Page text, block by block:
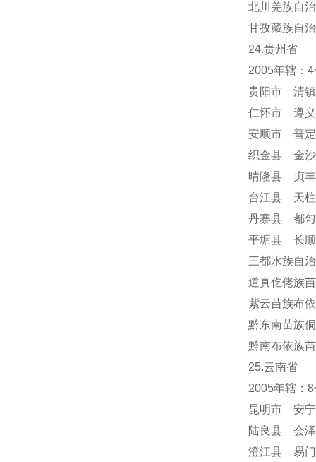
北川羌族自
甘孜藏族自
24.贵州省
2005年辖：
贵阳市 清
仁怀市 遵
安顺市 普
织金县 金
晴隆县 贞
台江县 天
丹寨县 都
平塘县 长
三都水族自
道真仡佬族
紫云苗族布
黔东南苗族
黔南布依族
25.云南省
2005年辖：
昆明市 安
陆良县 会
澄江县 易